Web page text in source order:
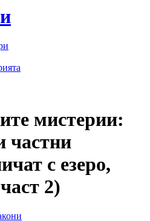
мистерии:
частни
с езеро,
2)